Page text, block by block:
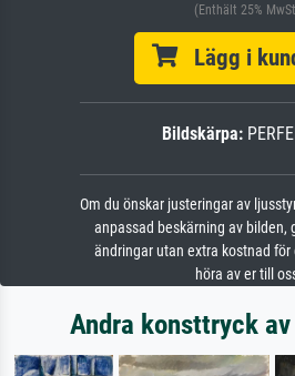
(Enthält 25%
Lägg i
Bildskärpa:
Om du önskar justeringar av
anpassad beskärning av bilden,
ändringar utan extra kostnad
höra av er till
Andra konsttryck